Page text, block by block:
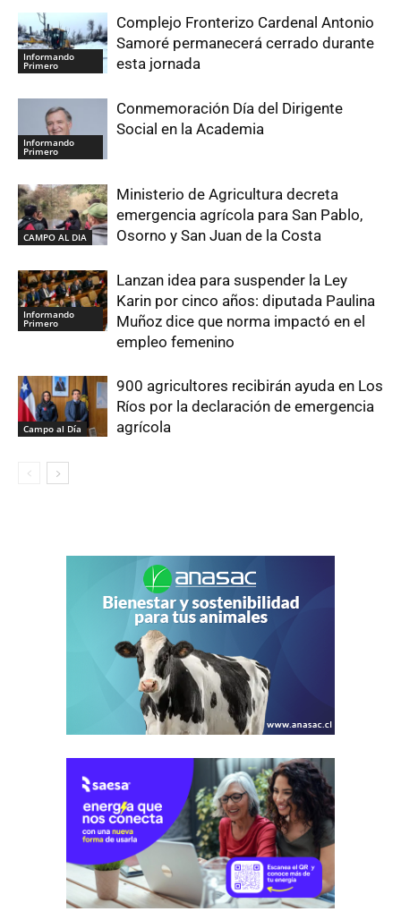
Informando
Primero
Complejo Fronterizo Cardenal Antonio
Samoré permanecerá cerrado durante
esta jornada
Informando
Primero
Conmemoración Día del Dirigente
Social en la Academia
CAMPO AL DIA
Ministerio de Agricultura decreta
emergencia agrícola para San Pablo,
Osorno y San Juan de la Costa
Informando
Primero
Lanzan idea para suspender la Ley
Karin por cinco años: diputada Paulina
Muñoz dice que norma impactó en el
empleo femenino
Campo al Día
900 agricultores recibirán ayuda en Los
Ríos por la declaración de emergencia
agrícola